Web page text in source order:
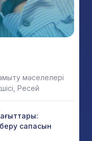
мәселелері
Ресей
сапасын